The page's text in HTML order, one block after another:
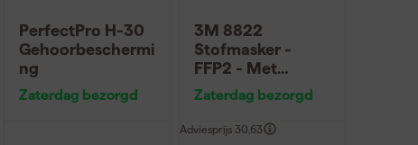
PerfectPro H-30
Gehoorbeschermi
ng
Zaterdag bezorgd
3M 8822
Stofmasker -
FFP2 - Met
ventiel
Zaterdag bezorgd
Adviesprijs 30,63